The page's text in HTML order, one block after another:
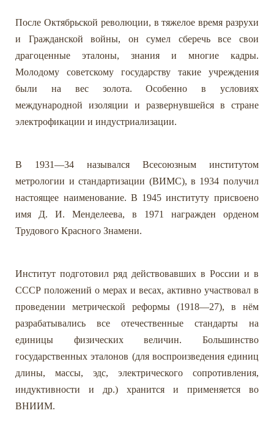
После Октябрьской революции, в тяжелое время разрухи
и Гражданской войны, он сумел сберечь все свои
драгоценные эталоны, знания и многие кадры.
Молодому советскому государству такие учреждения
были на вес золота. Особенно в условиях
международной изоляции и развернувшейся в стране
электрофикации и индустриализации.
В 1931—34 назывался Всесоюзным институтом
метрологии и стандартизации (ВИМС), в 1934 получил
настоящее наименование. В 1945 институту присвоено
имя Д. И. Менделеева, в 1971 награжден орденом
Трудового Красного Знамени.
Институт подготовил ряд действовавших в России и в
СССР положений о мерах и весах, активно участвовал в
проведении метрической реформы (1918—27), в нём
разрабатывались все отечественные стандарты на
единицы физических величин. Большинство
государственных эталонов (для воспроизведения единиц
длины, массы, эдс, электрического сопротивления,
индуктивности и др.) хранится и применяется во
ВНИИМ.